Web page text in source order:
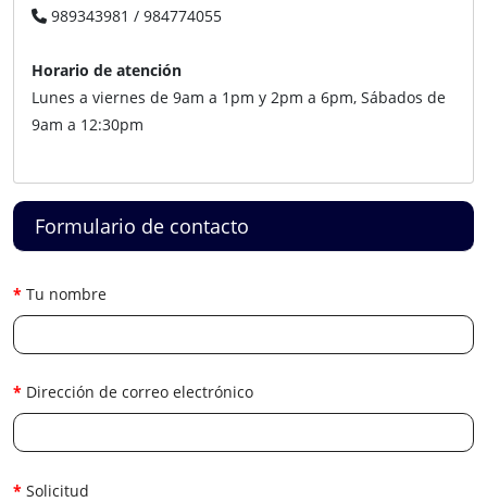
989343981 / 984774055
Horario de atención
Lunes a viernes de 9am a 1pm y 2pm a 6pm, Sábados de
9am a 12:30pm
Formulario de contacto
Tu nombre
Dirección de correo electrónico
Solicitud